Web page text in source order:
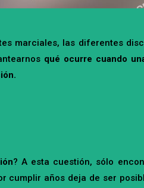
marciales, las diferentes
qué ocurre cuando
? A esta cuestión, sólo
cumplir años deja de ser